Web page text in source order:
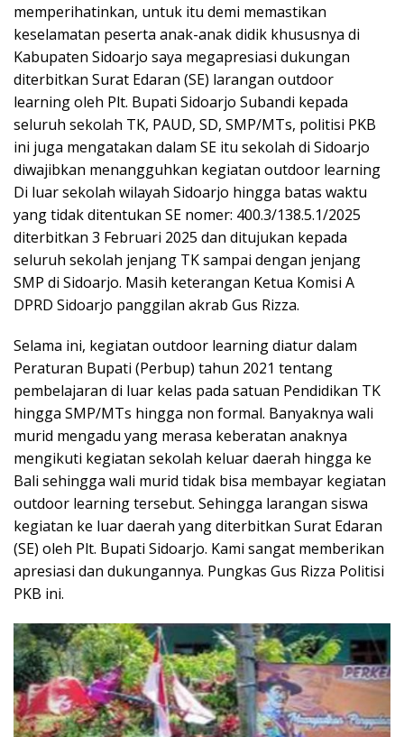
memperihatinkan, untuk itu demi memastikan
keselamatan peserta anak-anak didik khususnya di
Kabupaten Sidoarjo saya megapresiasi dukungan
diterbitkan Surat Edaran (SE) larangan outdoor
learning oleh Plt. Bupati Sidoarjo Subandi kepada
seluruh sekolah TK, PAUD, SD, SMP/MTs, politisi PKB
ini juga mengatakan dalam SE itu sekolah di Sidoarjo
diwajibkan menangguhkan kegiatan outdoor learning
Di luar sekolah wilayah Sidoarjo hingga batas waktu
yang tidak ditentukan SE nomer: 400.3/138.5.1/2025
diterbitkan 3 Februari 2025 dan ditujukan kepada
seluruh sekolah jenjang TK sampai dengan jenjang
SMP di Sidoarjo. Masih keterangan Ketua Komisi A
DPRD Sidoarjo panggilan akrab Gus Rizza.
Selama ini, kegiatan outdoor learning diatur dalam
Peraturan Bupati (Perbup) tahun 2021 tentang
pembelajaran di luar kelas pada satuan Pendidikan TK
hingga SMP/MTs hingga non formal. Banyaknya wali
murid mengadu yang merasa keberatan anaknya
mengikuti kegiatan sekolah keluar daerah hingga ke
Bali sehingga wali murid tidak bisa membayar kegiatan
outdoor learning tersebut. Sehingga larangan siswa
kegiatan ke luar daerah yang diterbitkan Surat Edaran
(SE) oleh Plt. Bupati Sidoarjo. Kami sangat memberikan
apresiasi dan dukungannya. Pungkas Gus Rizza Politisi
PKB ini.